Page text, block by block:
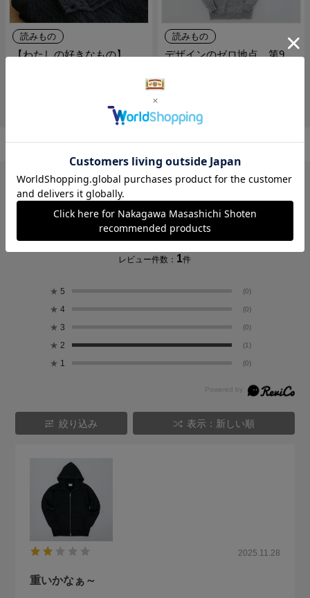
読みもの
【わたしの好きなもの】
読みもの
デザインのゼロ地点 第9
レビュー
2.0
レビュー件数： 1件
★ 5 (0)
★ 4 (0)
★ 3 (0)
★ 2 (1)
★ 1 (0)
絞り込み 表示：新しい順
2025.11.28
重いかなぁ～